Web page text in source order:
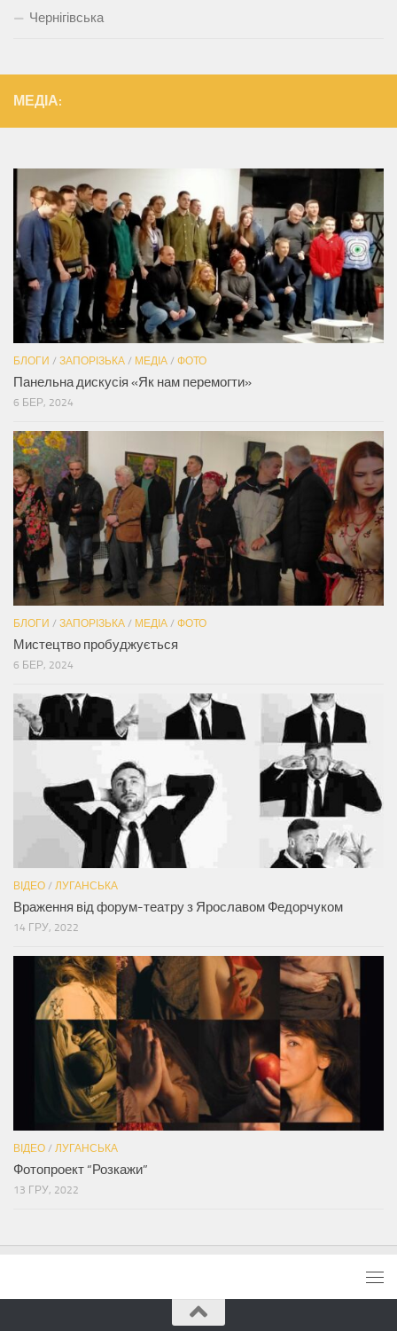
Чернігівська
МЕДІА:
БЛОГИ / ЗАПОРІЗЬКА / МЕДІА / ФОТО
Панельна дискусія «Як нам перемогти»
6 БЕР, 2024
БЛОГИ / ЗАПОРІЗЬКА / МЕДІА / ФОТО
Мистецтво пробуджується
6 БЕР, 2024
ВІДЕО / ЛУГАНСЬКА
Враження від форум-театру з Ярославом Федорчуком
14 ГРУ, 2022
ВІДЕО / ЛУГАНСЬКА
Фотопроект “Розкажи”
13 ГРУ, 2022